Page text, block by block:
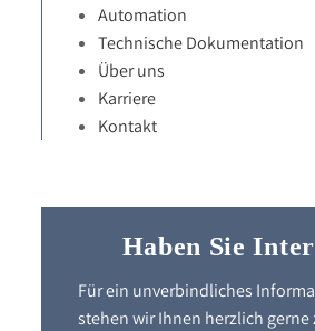
Automation
Technische Dokumentation
Über uns
Karriere
Kontakt
Haben Sie
Für ein unverbindliches
stehen wir Ihnen herzlich gerne